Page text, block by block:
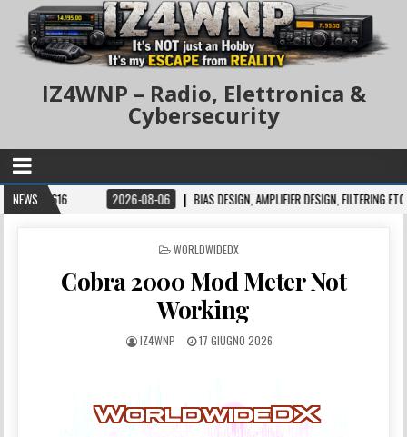
IZ4WNP – Radio, Elettronica &
Cybersecurity
NEWS
616 2026-08-06 BIAS DESIGN, AMPLIFIER DESIGN, FILTERING ETC.
POSTED IN
WORLDWIDEDX
Cobra 2000 Mod Meter Not
Working
IZ4WNP 17 GIUGNO 2026